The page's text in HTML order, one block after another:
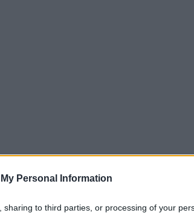
Personal Information
sharing to third parties, or processing of your